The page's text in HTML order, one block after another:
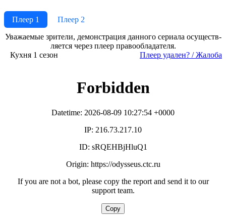
Плеер 1
Плеер 2
Ува­жае­мые зри­те­ли, де­мон­ст­ра­ция дан­но­го се­риа­ла осу­ще­ст­в­
ля­ет­ся че­рез пле­ер пра­во­об­ла­да­те­ля.
Кухня 1 сезон
Пле­ер уда­лен? / Жа­ло­ба